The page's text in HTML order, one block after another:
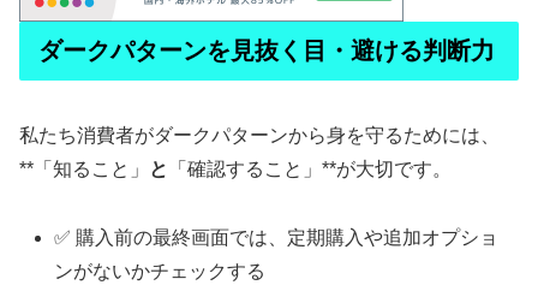
ダークパターンを見抜く目・避ける判断力
私たち消費者がダークパターンから身を守るためには、
**「知ること」
と 「確認すること」**が大切です。
✅ 購入前の最終画面では、定期購入や追加オプショ
ンがないかチェックする